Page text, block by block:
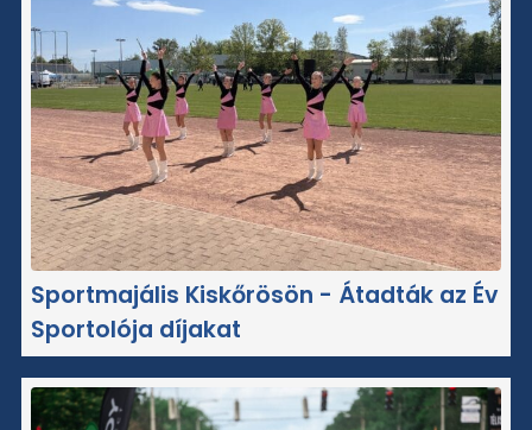
Sportmajális Kiskőrösön - Átadták az Év
Sportolója díjakat